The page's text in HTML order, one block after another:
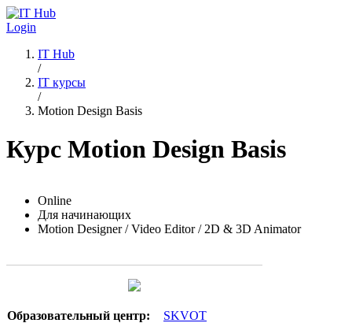
Перейти к основному содержанию
Login
IT Hub
/
IT курсы
/
Motion Design Basis
Курс Motion Design Basis
Online
Для начинающих
Motion Designer / Video Editor / 2D & 3D Animator
Образовательный центр:
SKVOT